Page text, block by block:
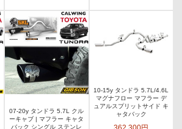
07-20y タンドラ 5.7L クル
ーキャブ | マフラー キャタ
バック シングル ステンレ
10-15y タンドラ 5.7L/4.6L
マグナフロー マフラー デ
ュアルスプリットサイド キ
ャタバック